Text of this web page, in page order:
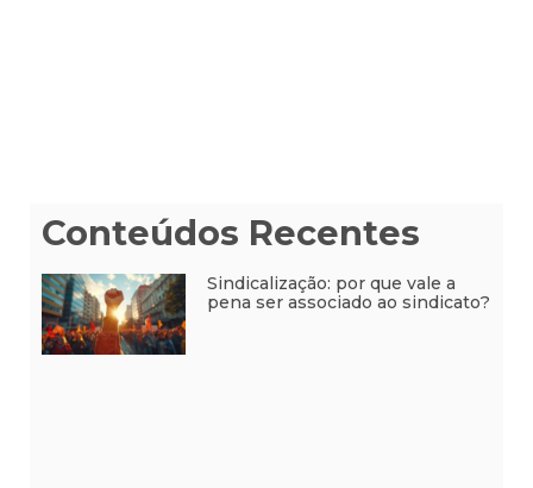
Conteúdos Recentes
Sindicalização: por que vale a
pena ser associado ao sindicato?